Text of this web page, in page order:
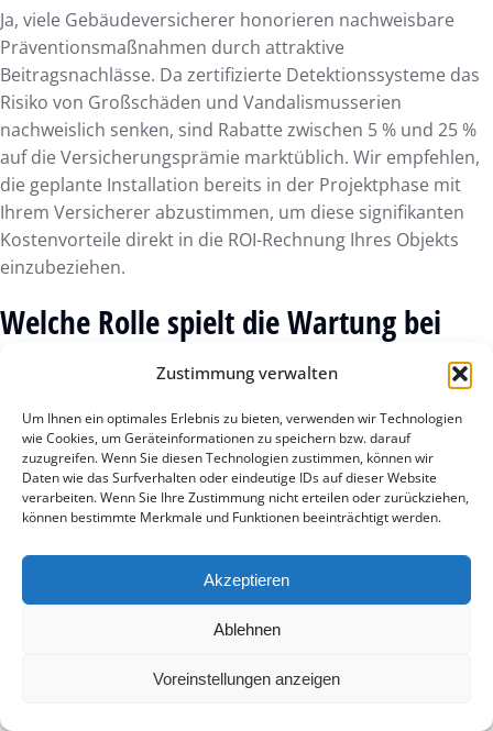
Zustimmung verwalten
Um Ihnen ein optimales Erlebnis zu bieten, verwenden wir Technologien
wie Cookies, um Geräteinformationen zu speichern bzw. darauf
zuzugreifen. Wenn Sie diesen Technologien zustimmen, können wir
Daten wie das Surfverhalten oder eindeutige IDs auf dieser Website
verarbeiten. Wenn Sie Ihre Zustimmung nicht erteilen oder zurückziehen,
können bestimmte Merkmale und Funktionen beeinträchtigt werden.
Akzeptieren
Ablehnen
Voreinstellungen anzeigen
Ja, viele Gebäudeversicherer honorieren nachweisbare
Präventionsmaßnahmen durch attraktive
Beitragsnachlässe. Da zertifizierte Detektionssysteme das
Risiko von Großschäden und Vandalismusserien
nachweislich senken, sind Rabatte zwischen 5 % und 25 %
auf die Versicherungsprämie marktüblich. Wir empfehlen,
die geplante Installation bereits in der Projektphase mit
Ihrem Versicherer abzustimmen, um diese signifikanten
Kostenvorteile direkt in die ROI-Rechnung Ihres Objekts
einzubeziehen.
Welche Rolle spielt die Wartung bei
den Lebenszykluskosten von IoT-
Wartung bei modernen IoT-Sensoren konzentriert sich
primär auf die digitale Ebene und punktuelle physische
Funktionsprüfungen. Regelmäßige Software-Kalibrierungen
stellen sicher, dass die akustische Detektion präzise bleibt
und Fehlalarme vermieden werden. Diese minimale, aber
gezielte Pflege verlängert die Lebensdauer der Hardware
entscheidend und verhindert teure Notfalleinsätze oder
ungeplante Systemausfälle, was die Gesamtkosten über die
Wie beeinflusst die Nachhaltigkeit die